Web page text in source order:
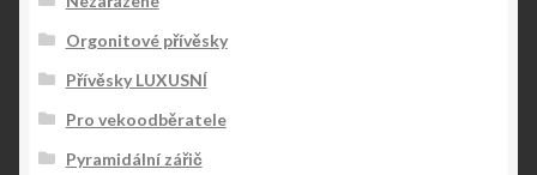
Orgonitové přívěsky
Přívěsky LUXUSNÍ
Pro vekoodběratele
Pyramidální zářič